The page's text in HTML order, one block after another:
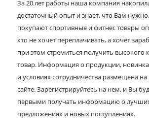
За 20 лет работы наша компания
достаточный опыт и знает, что Вам
покупают спортивные и фитнес товары
кто не хочет переплачивать, а хочет
при этом стремиться получить высокого
товар. Информация о продукции,
и условиях сотрудничества размещена
сайте. Зарегистрируйтесь на нем, и Вы
первыми получать информацию о
предложениях и новых поступлениях.